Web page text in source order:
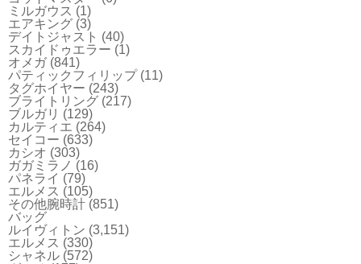
ミルガウス (1)
エアキング (3)
デイトジャスト (40)
スカイドゥエラー (1)
オメガ(841)
パティックフィリップ(11)
タグホイヤー (243)
ブライトリング (217)
ブルガリ (129)
カルティエ (264)
セイコー (633)
カシオ (303)
ガガミラノ (16)
パネライ (79)
エルメス (105)
その他腕時計 (851)
バッグ
ルイヴィトン (3,151)
エルメス (330)
シャネル (572)